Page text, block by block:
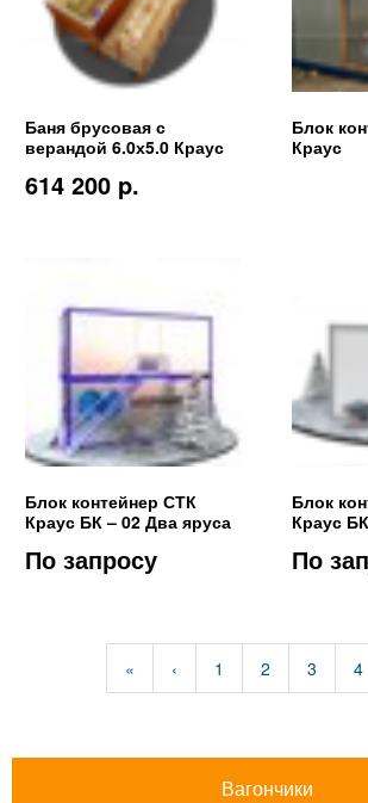
Баня брусовая с
верандой 6.0х5.0 Краус
614 200 p.
Блок
Краус
Блок контейнер СТК
Краус БК – 02 Два яруса
По запросу
Блок
Краус
По
« ‹ 1 2 3 4
Вагончики